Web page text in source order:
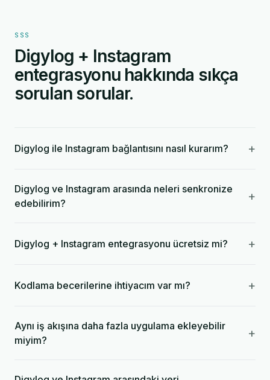
SSS
Digylog + Instagram
entegrasyonu hakkında sıkça
sorulan sorular.
Digylog ile Instagram bağlantısını nasıl kurarım? +
Digylog ve Instagram arasında neleri senkronize
edebilirim?
+
Digylog + Instagram entegrasyonu ücretsiz mi? +
Kodlama becerilerine ihtiyacım var mı? +
Aynı iş akışına daha fazla uygulama ekleyebilir
miyim?
+